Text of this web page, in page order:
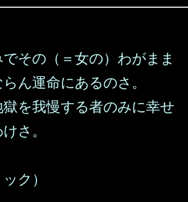
その（＝女の）わがまま
ん運命にあるのさ。
を我慢する者のみに幸せ
さ。
ク）